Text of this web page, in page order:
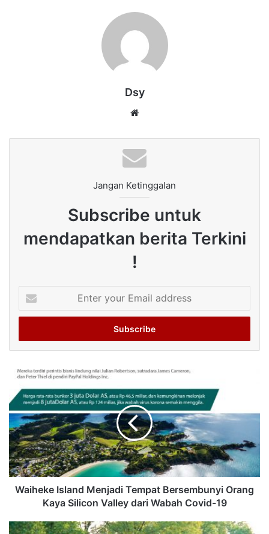
Dsy
Jangan Ketinggalan
Subscribe untuk
mendapatkan berita Terkini
!
your
Email
Waiheke Island Menjadi Tempat Bersembunyi Orang
Kaya Silicon Valley dari Wabah Covid-19